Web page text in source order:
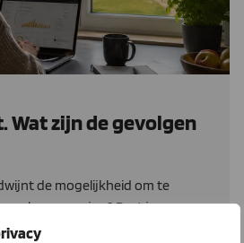
Wat zijn de gevolgen
de mogelijkheid om te
voor jou? Past je
bij jouw bedrijf als de